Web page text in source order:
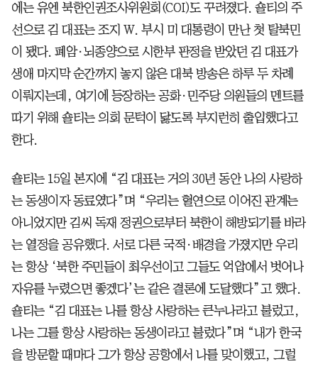
에는 유엔 북한인권조사위원회(COI)도 꾸려졌다. 숄티의 주
선으로 김 대표는 조지 W. 부시 미 대통령이 만난 첫 탈북민
이 됐다. 폐암·뇌종양으로 시한부 판정을 받았던 김 대표가
생애 마지막 순간까지 놓지 않은 대북 방송은 하루 두 차례
이뤄지는데, 여기에 등장하는 공화·민주당 의원들의 멘트를
따기 위해 숄티는 의회 문턱이 닳도록 부지런히 출입했다고
한다.
숄티는 15일 본지에 “김 대표는 거의 30년 동안 나의 사랑하
는 동생이자 동료였다”며 “우리는 혈연으로 이어진 관계는
아니었지만 김씨 독재 정권으로부터 북한이 해방되기를 바라
는 열정을 공유했다. 서로 다른 국적·배경을 가졌지만 우리
는 항상 ‘북한 주민들이 최우선이고 그들도 억압에서 벗어나
자유를 누렸으면 좋겠다’는 같은 결론에 도달했다”고 했다.
숄티는 “김 대표는 나를 항상 사랑하는 큰누나라고 불렀고,
나는 그를 항상 사랑하는 동생이라고 불렀다”며 “내가 한국
을 방문할 때마다 그가 항상 공항에서 나를 맞이했고, 그럴